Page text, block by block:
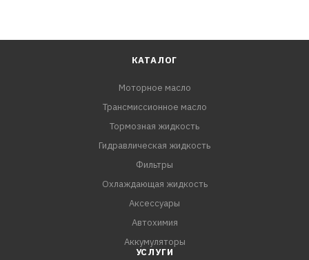
КАТАЛОГ
Моторное масло
Трансмиссионное масло
Тормозная жидкость
Гидравлическая жидкость
Фильтры
Охлаждающая жидкость
Аксессуары
Автохимия
Аккумуляторы
УСЛУГИ